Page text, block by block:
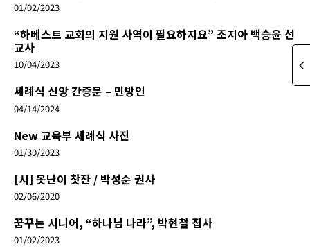
01/02/2023
“하베스트 교회의 지원 사역이 필요하지요” 조지아 백승윤 선
교사
10/04/2023
세례식 신앙 간증문 – 민방인
04/14/2024
New 교육부 세례식 사진
01/30/2023
[시] 못난이 찻잔 / 박성순 권사
02/06/2020
꿈꾸는 시니어, “하나님 나라”, 박현철 집사
01/02/2023